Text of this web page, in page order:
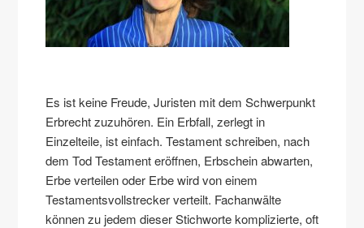
Es ist keine Freude, Juristen mit dem Schwerpunkt
Erbrecht zuzuhören. Ein Erbfall, zerlegt in
Einzelteile, ist einfach. Testament schreiben, nach
dem Tod Testament eröffnen, Erbschein abwarten,
Erbe verteilen oder Erbe wird von einem
Testamentsvollstrecker verteilt. Fachanwälte
können zu jedem dieser Stichworte komplizierte, oft